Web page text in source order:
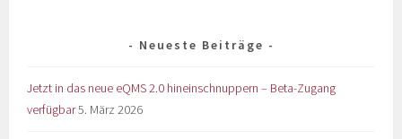
Neueste Beiträge
Jetzt in das neue eQMS 2.0 hineinschnuppern – Beta-Zugang
verfügbar5. März 2026